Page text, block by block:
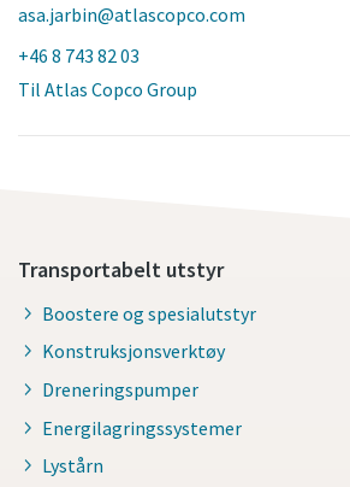
asa.jarbin@atlascopco.com
+46 8 743 82 03
Til Atlas Copco Group
Transportabelt utstyr
Boostere og spesialutstyr
Konstruksjonsverktøy
Dreneringspumper
Energilagringssystemer
Lystårn